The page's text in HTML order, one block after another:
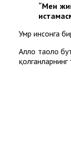
“Мен
Умр инсонга
Аллоҳ таоло